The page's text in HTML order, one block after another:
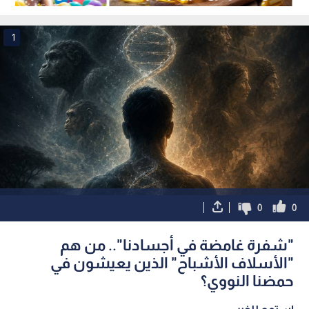
دون أن تدري؟
1
0
0
"شفرة غامضة في أجسادنا".. من هم
"الأسلاف الأشباح" الذين يعيشون في
حمضنا النووي؟